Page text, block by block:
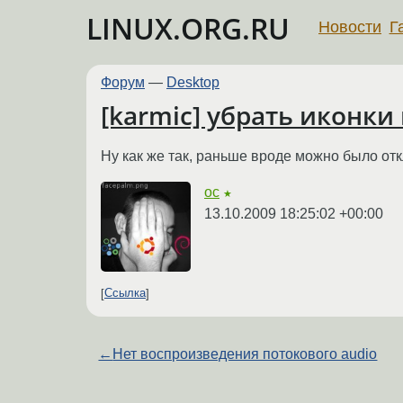
LINUX.ORG.RU Новости
Форум — Desktop
[karmic] убрать
Ну как же так, раньше вроде можно было
oc ★
13.10.2009 18:25:02 +00:00
Ссылка
← Нет воспроизведения потокового audio